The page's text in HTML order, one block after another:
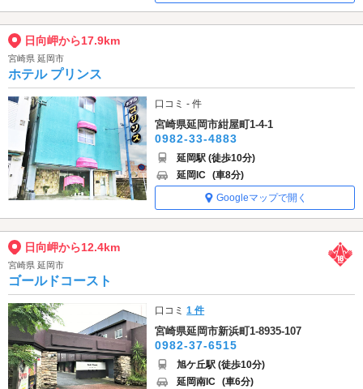
日向岬から17.9km
宮崎県 延岡市
ホテル プリンス
口コミ - 件
宮崎県延岡市紺屋町1-4-1
0982-33-4883
延岡駅 (徒歩10分)
延岡IC (車8分)
Googleマップで開く
日向岬から12.4km
宮崎県 延岡市
ゴールドコースト
口コミ1 件
宮崎県延岡市新浜町1-8935-107
0982-37-6515
旭ケ丘駅 (徒歩10分)
延岡南IC (車6分)